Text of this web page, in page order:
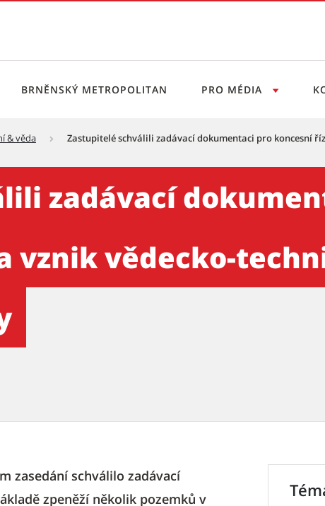
dokumentaci pro
BRNĚNSKÝ METROPOLITAN PRO MÉDIA
& věda Zastupitelé schválili zadávací dokumentaci pro koncesní
zadávací
vznik vědecko-
zasedání schválilo zadávací
zpeněží několik pozemků v